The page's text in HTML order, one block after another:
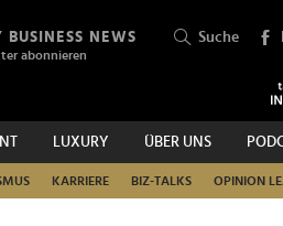
BUSINESS NEWS
abonnieren
Suche
LUXURY ÜBER UNS
KARRIERE BIZ-TALKS OPINION
SUCHEN